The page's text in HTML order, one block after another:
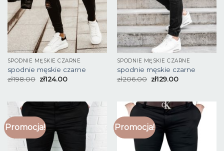
SPODNIE MĘSKIE CZARNE
spodnie męskie czarne
zł198.00 zł124.00
SPODNIE MĘSKIE CZARNE
spodnie męskie czarne
zł206.00 zł129.00
Promocja! Promocja!